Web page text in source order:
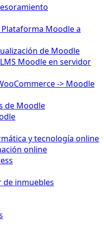
Moodle a
de Moodle
Moodle en servidor
-> Moodle
de Moodle
y tecnología online
online
de inmuebles